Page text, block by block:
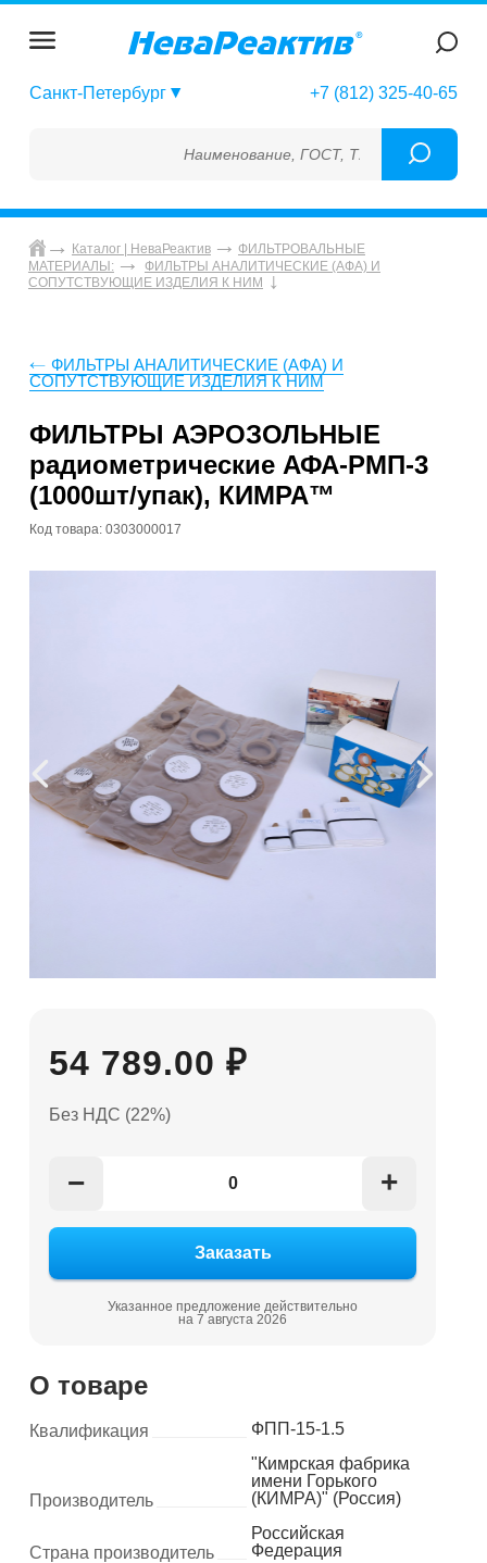
Санкт-Петербург +7 (812) 325-40-65
Наименование, ГОСТ, ТУ, ГСО, МСО, ОСО,
Каталог | НеваРеактив
ФИЛЬТРОВАЛЬНЫЕ
МАТЕРИАЛЫ:
ФИЛЬТРЫ АНАЛИТИЧЕСКИЕ (АФА) И
СОПУТСТВУЮЩИЕ ИЗДЕЛИЯ К НИМ
ФИЛЬТРЫ АНАЛИТИЧЕСКИЕ (АФА) И
СОПУТСТВУЮЩИЕ ИЗДЕЛИЯ К НИМ
ФИЛЬТРЫ АЭРОЗОЛЬНЫЕ
радиометрические АФА-РМП-3
(1000шт/упак), КИМРА™
Код товара: 0303000017
54 789.00 ₽
Без НДС (22%)
− +
Указанное предложение действительно
на 7 августа 2026
О товаре
Квалификация ФПП-15-1.5
Производитель
"Кимрская фабрика
имени Горького
(КИМРА)" (Россия)
Страна производитель
Российская
Федерация